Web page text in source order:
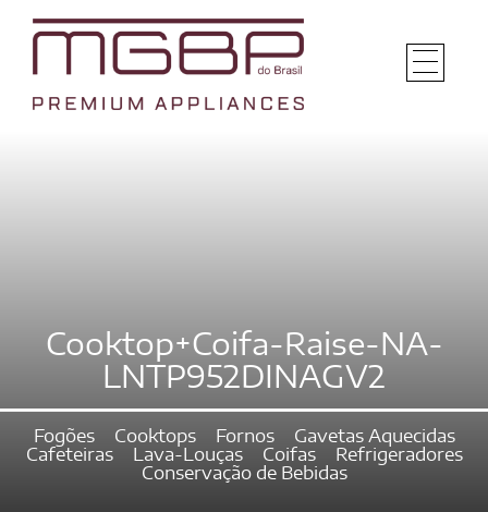
Cooktop+Coifa-Raise-NA-
LNTP952DINAGV2
Fogões Cooktops Fornos
Gavetas Aquecidas
Cafeteiras
Lava-Louças Coifas
Refrigeradores
Conservação de Bebidas